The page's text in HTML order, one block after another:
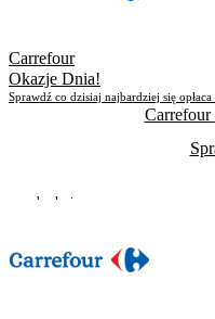
Carrefour
Okazje Dnia!
Sprawdź co dzisiaj najbardziej się
Carrefour
Do odwołania